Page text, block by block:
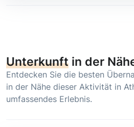
Unterkunft in der
Entdecken Sie die besten
in der Nähe dieser Aktivität in
umfassendes Erlebnis.